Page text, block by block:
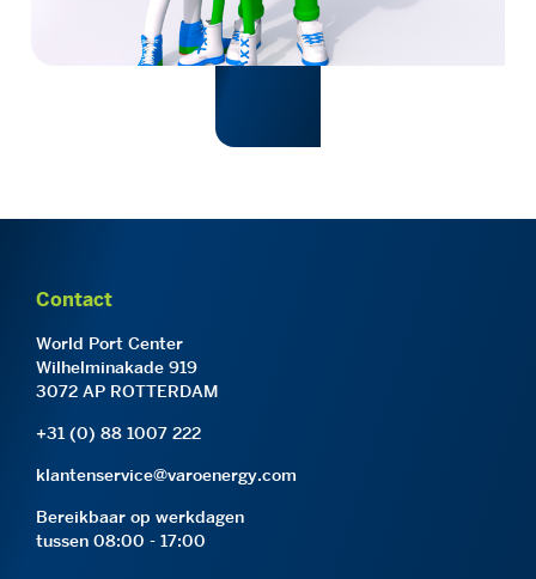
Contact
World Port Center
Wilhelminakade 919
3072 AP ROTTERDAM
+31 (0) 88 1007 222
klantenservice@varoenergy.com
Bereikbaar op werkdagen
tussen 08:00 - 17:00